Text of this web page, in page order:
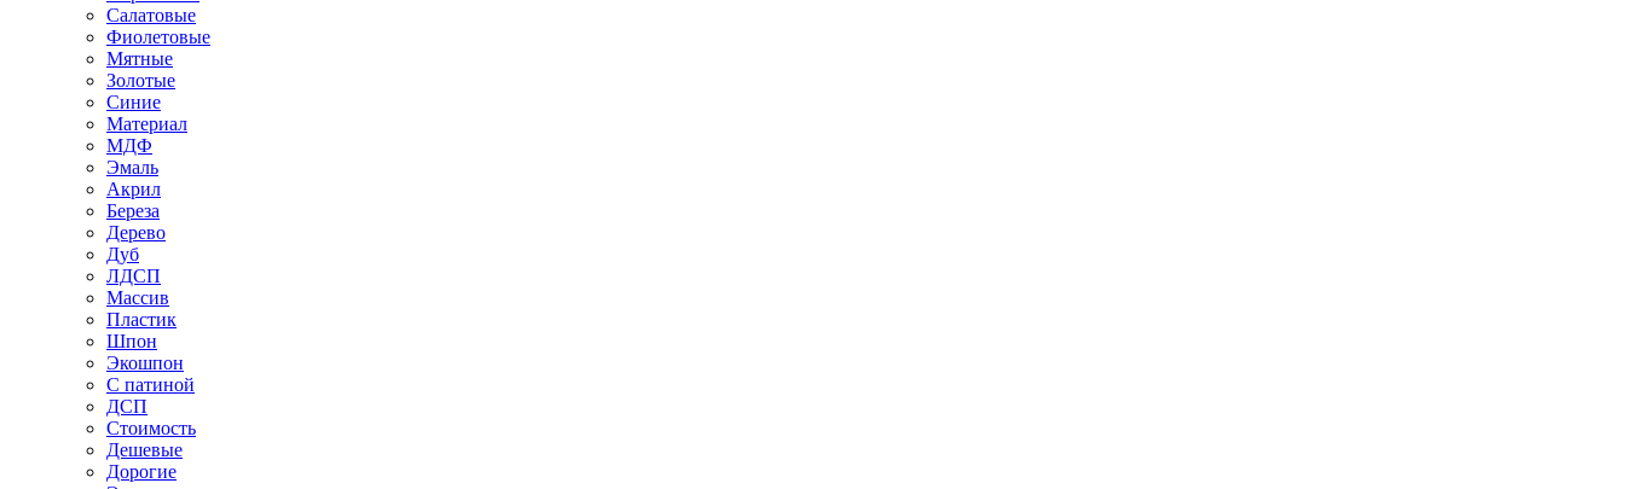
Салатовые
Фиолетовые
Мятные
Золотые
Синие
Материал
МДФ
Эмаль
Акрил
Береза
Дерево
Дуб
ЛДСП
Массив
Пластик
Шпон
Экошпон
С патиной
ДСП
Стоимость
Дешевые
Дорогие